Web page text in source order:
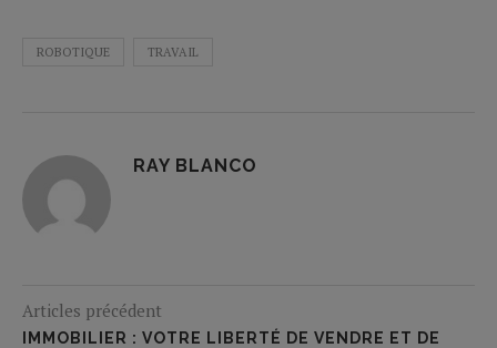
ROBOTIQUE TRAVAIL
RAY BLANCO
Articles précédent
IMMOBILIER : VOTRE LIBERTÉ DE VENDRE ET DE